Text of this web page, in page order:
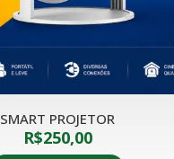
SMART PROJETOR
R$250,00